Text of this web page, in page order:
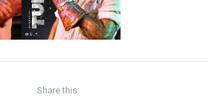
Share this: